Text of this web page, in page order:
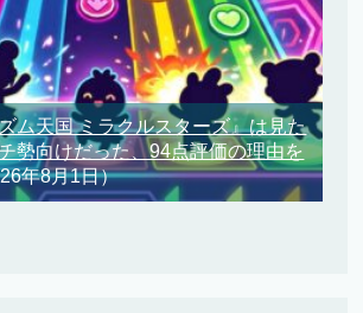
ム天国 ミラクルスターズ』は見た
勢向けだった、94点評価の理由を
年8月1日）